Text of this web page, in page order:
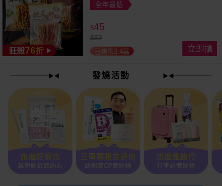
狂殺76折
全年最低
$45
$59
已銷售2.4萬 立即搶
發燒活動